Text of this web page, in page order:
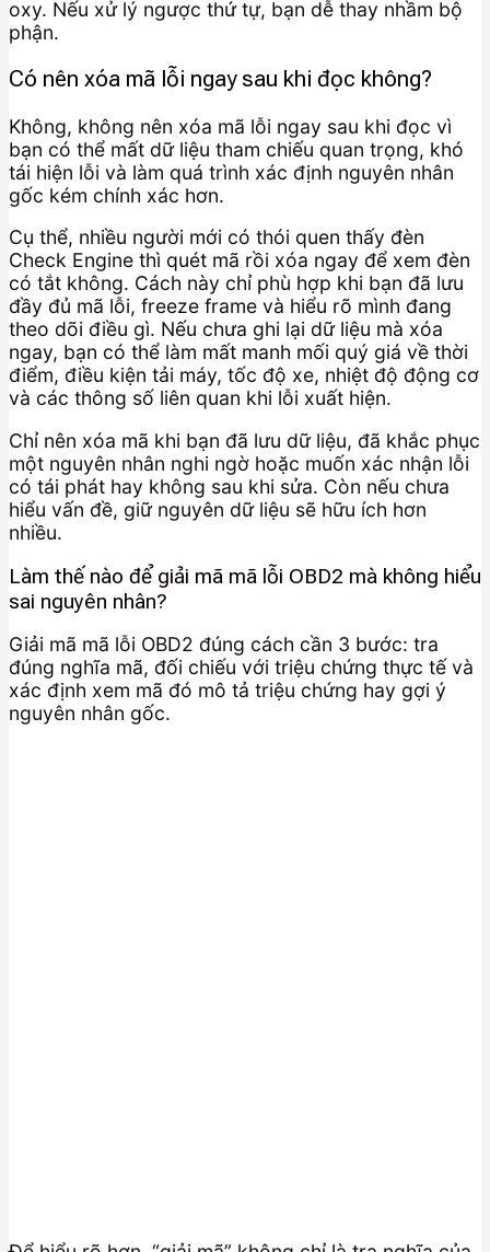
oxy. Nếu xử lý ngược thứ tự, bạn dễ thay nhầm bộ
phận.
Có nên xóa mã lỗi ngay sau khi đọc không?
Không, không nên xóa mã lỗi ngay sau khi đọc vì
bạn có thể mất dữ liệu tham chiếu quan trọng, khó
tái hiện lỗi và làm quá trình xác định nguyên nhân
gốc kém chính xác hơn.
Cụ thể, nhiều người mới có thói quen thấy đèn
Check Engine thì quét mã rồi xóa ngay để xem đèn
có tắt không. Cách này chỉ phù hợp khi bạn đã lưu
đầy đủ mã lỗi, freeze frame và hiểu rõ mình đang
theo dõi điều gì. Nếu chưa ghi lại dữ liệu mà xóa
ngay, bạn có thể làm mất manh mối quý giá về thời
điểm, điều kiện tải máy, tốc độ xe, nhiệt độ động cơ
và các thông số liên quan khi lỗi xuất hiện.
Chỉ nên xóa mã khi bạn đã lưu dữ liệu, đã khắc phục
một nguyên nhân nghi ngờ hoặc muốn xác nhận lỗi
có tái phát hay không sau khi sửa. Còn nếu chưa
hiểu vấn đề, giữ nguyên dữ liệu sẽ hữu ích hơn
nhiều.
Làm thế nào để giải mã mã lỗi OBD2 mà không hiểu
sai nguyên nhân?
Giải mã mã lỗi OBD2 đúng cách cần 3 bước: tra
đúng nghĩa mã, đối chiếu với triệu chứng thực tế và
xác định xem mã đó mô tả triệu chứng hay gợi ý
nguyên nhân gốc.